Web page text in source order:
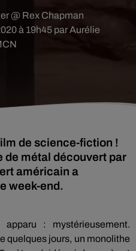
à 19h45 par Aurélie
@ Rex Chapman
de science-fiction !
de métal découvert par
américain a
week-end.
: mystérieusement.
quelques jours, un monolithe